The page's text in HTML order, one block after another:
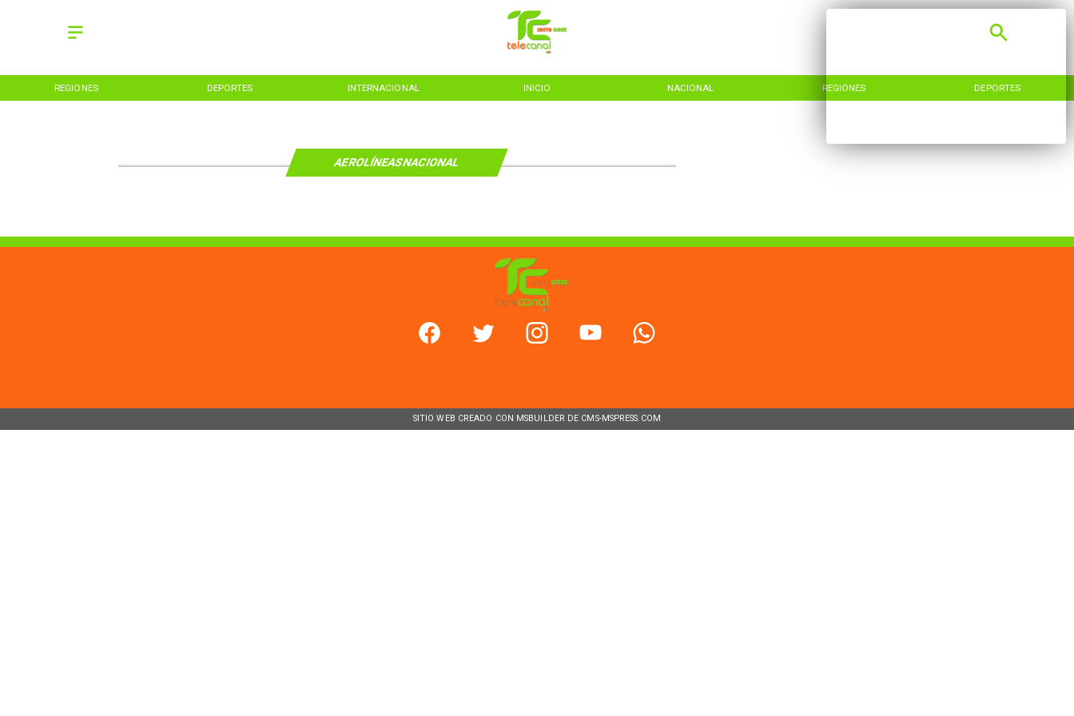
REGIONES DEPORTES INTERNACIONAL INICIO NACIONAL REGIONES DEPORTES
AEROLÍNEASNACIONAL
SITIO WEB CREADO CON MSBUILDER DE CMS-MSPRESS.COM